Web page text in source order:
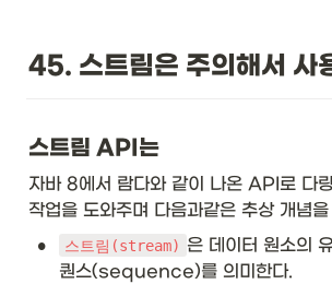
u
nc
n
<
T,
R
>
}
45. 스트림은 주의해서 사
스트림 API는
자바 8에서 람다와 같이 나온 API로 다
작업을 도와주며 다음과같은 추상 개념
• 스트림(stream) 은 데이터 원소의
퀀스(sequence)를 의미한다.